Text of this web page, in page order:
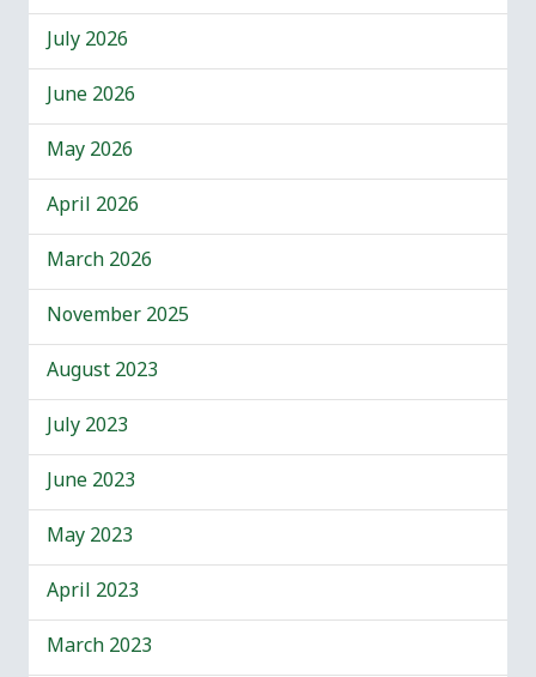
July 2026
June 2026
May 2026
April 2026
March 2026
November 2025
August 2023
July 2023
June 2023
May 2023
April 2023
March 2023